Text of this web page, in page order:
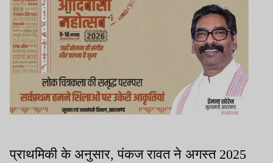
प्राथमिकी के अनुसार, पंकज रावत ने अगस्त 2025